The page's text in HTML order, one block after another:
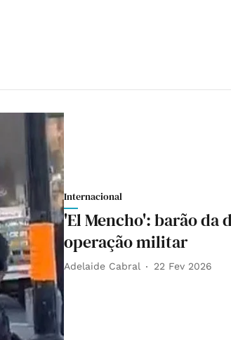
Internacional
'El Mencho': barão da
operação militar
Adelaide Cabral 22 Fev 2026